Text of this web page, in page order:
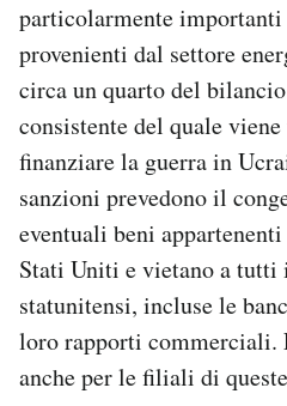
particolarmente importanti
provenienti dal settore
circa un quarto del
consistente del quale
finanziare la guerra in
sanzioni prevedono il
eventuali beni
Stati Uniti e vietano a
statunitensi, incluse le
loro rapporti commerciali.
anche per le filiali di